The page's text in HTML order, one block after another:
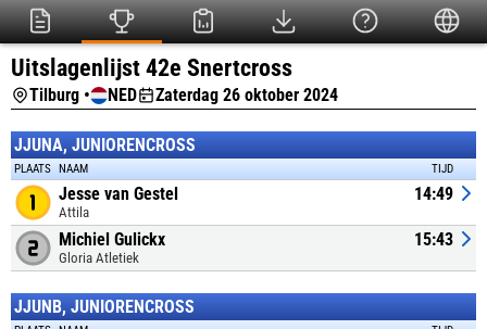
Uitslagenlijst 42e Snertcross
Tilburg • NED Zaterdag 26 oktober 2024
JJUNA, JUNIORENCROSS
PLAATS NAAM TIJD
Jesse van Gestel
Attila
14:49
Michiel Gulickx
Gloria Atletiek
15:43
JJUNB, JUNIORENCROSS